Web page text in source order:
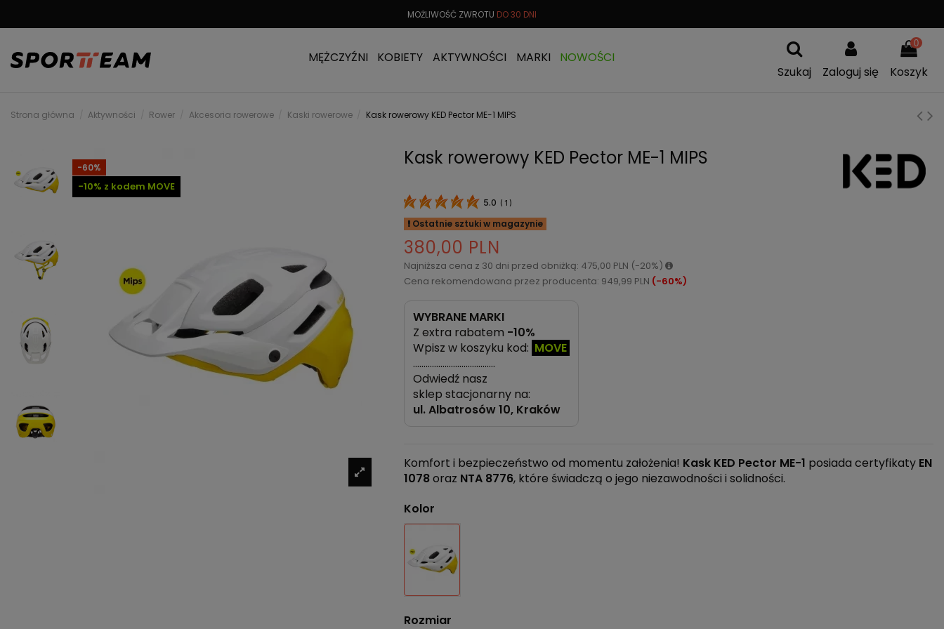
MOŻLIWOŚĆ ZWROTU DO 30 DNI
MĘŻCZYŹNI KOBIETY AKTYWNOŚCI MARKI
NOWOŚCI
Szukaj
Zaloguj się
0
Koszyk
Strona główna Aktywności Rower Akcesoria rowerowe Kaski rowerowe Kask rowerowy KED Pector ME-1 MIPS
-60%
-10% z kodem MOVE
Kask rowerowy KED Pector ME-1 MIPS
5.0 ( 1 )
Ostatnie sztuki w magazynie
380,00 PLN
Najniższa cena z 30 dni przed obniżką: 475,00 PLN (-20%)
Cena rekomendowana przez producenta: 949,99 PLN (-60%)
WYBRANE MARKI
Z extra rabatem -10%
Wpisz w koszyku kod: MOVE
…………………………………
Odwiedź nasz
sklep stacjonarny na:
ul.Albatrosów 10, Kraków
Komfort i bezpieczeństwo od momentu założenia! Kask KED Pector ME-1 posiada certyfikaty EN
1078oraz NTA 8776, które świadczą o jego niezawodności i solidności.
Kolor
Rozmiar